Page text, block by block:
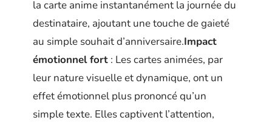
la carte anime instantanément la journée du
destinataire, ajoutant une touche de gaieté
au simple souhait d’anniversaire.Impact
émotionnel fort : Les cartes animées, par
leur nature visuelle et dynamique, ont un
effet émotionnel plus prononcé qu’un
simple texte. Elles captivent l’attention,